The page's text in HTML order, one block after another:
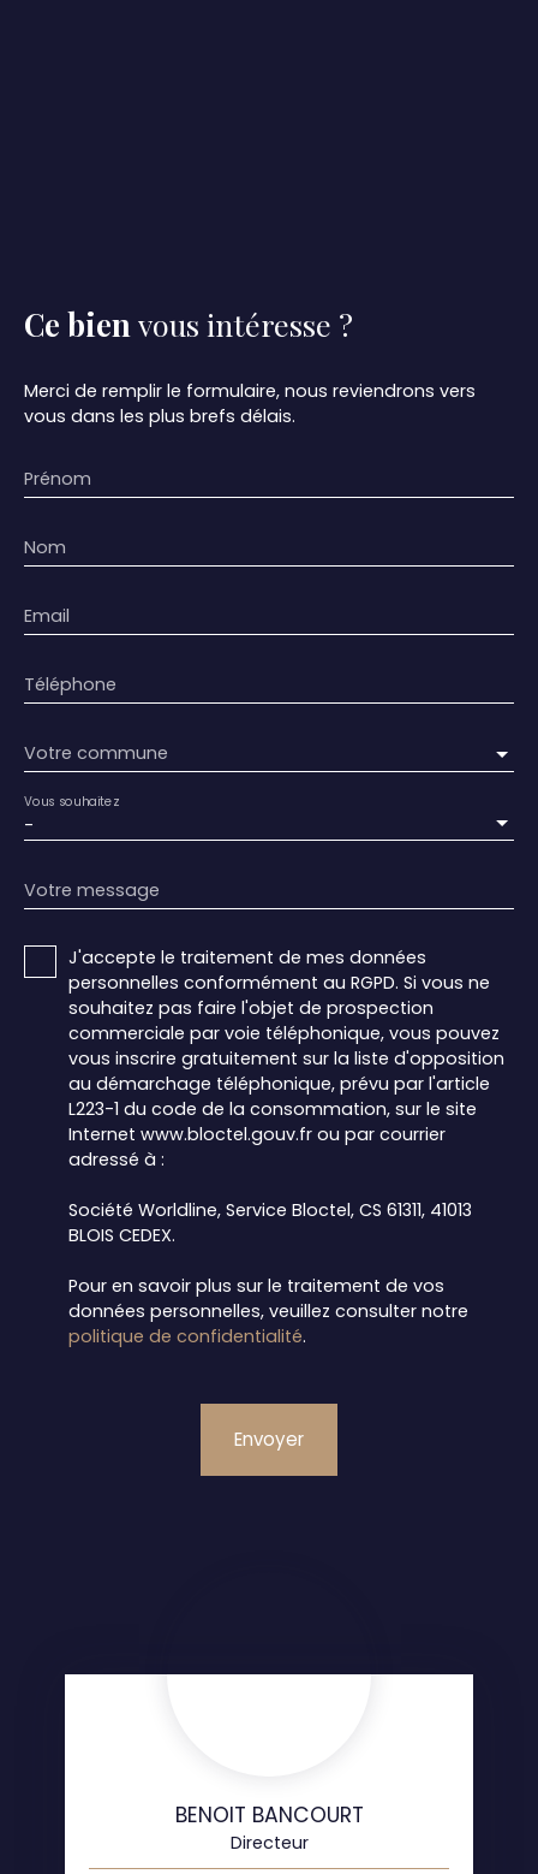
Ce bien vous intéresse ?
Merci de remplir le formulaire, nous reviendrons vers
vous dans les plus brefs délais.
Prénom
Nom
Email
Téléphone
Votre commune
-
Vous souhaitez
Votre message
J'accepte le traitement de mes données
personnelles conformément au RGPD. Si vous ne
souhaitez pas faire l'objet de prospection
commerciale par voie téléphonique, vous pouvez
vous inscrire gratuitement sur la liste d'opposition
au démarchage téléphonique, prévu par l'article
L223-1 du code de la consommation, sur le site
Internet www.bloctel.gouv.fr ou par courrier
adressé à :
Société Worldline, Service Bloctel, CS 61311, 41013
BLOIS CEDEX.
Pour en savoir plus sur le traitement de vos
données personnelles, veuillez consulter notre
politique de confidentialité.
Envoyer
BENOIT BANCOURT
Directeur